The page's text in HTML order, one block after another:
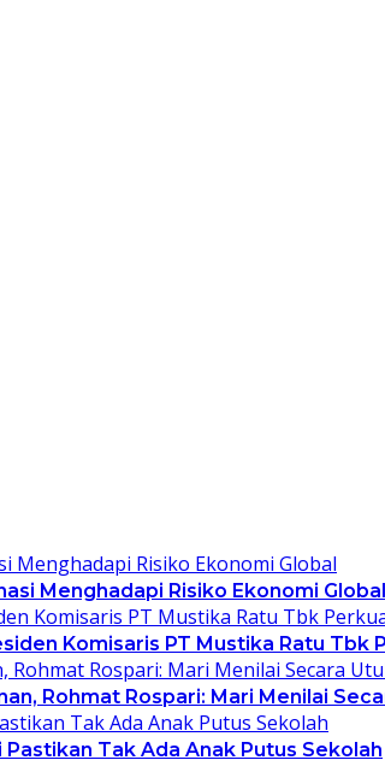
Menghadapi Risiko Ekonomi Global
Komisaris PT Mustika Ratu Tbk
Rohmat Rospari: Mari Menilai
Tak Ada Anak Putus Sekolah